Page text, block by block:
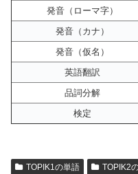
発音（ローマ字）
発音（カナ）
発音（仮名）
英語翻訳
品詞分解
検定
TOPIK1の単語 TOPIK2